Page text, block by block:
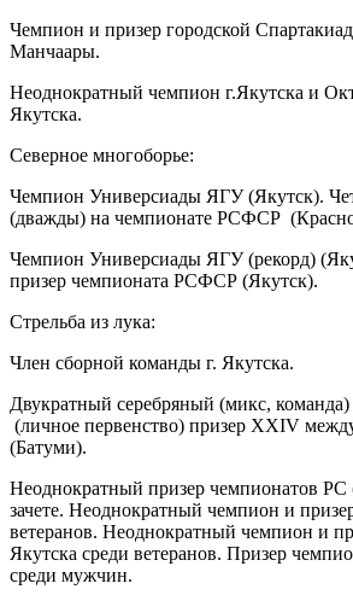
Чемпион и призер городской
Манчаары.
Неоднократный чемпион г.Якутска и
Якутска.
Северное многоборье:
Чемпион Универсиады ЯГУ (Якутск).
(дважды) на чемпионате РСФСР
Чемпион Универсиады ЯГУ (рекорд)
призер чемпионата РСФСР (Якутск).
Стрельба из лука:
Член сборной команды г. Якутска.
Двукратный серебряный (микс,
(личное первенство) призер XXIV
(Батуми).
Неоднократный призер чемпионатов
зачете. Неоднократный чемпион и
ветеранов. Неоднократный чемпион и
Якутска среди ветеранов. Призер
среди мужчин.